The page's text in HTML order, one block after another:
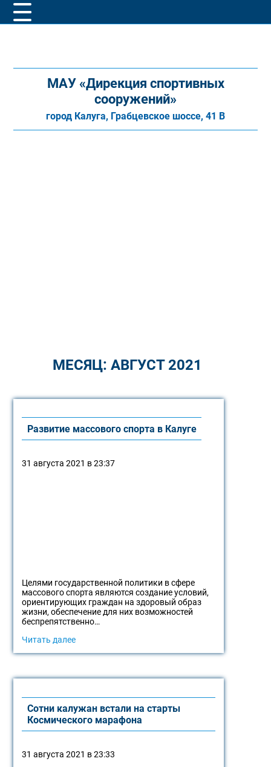
МАУ «Дирекция спортивных
сооружений»
город Калуга, Грабцевское шоссе, 41 В
МЕСЯЦ: АВГУСТ 2021
Развитие массового спорта в Калуге
31 августа 2021 в 23:37
Целями государственной политики в сфере
массового спорта являются создание условий,
ориентирующих граждан на здоровый образ
жизни, обеспечение для них возможностей
беспрепятственно…
Читать далее
Сотни калужан встали на старты
Космического марафона
31 августа 2021 в 23:33